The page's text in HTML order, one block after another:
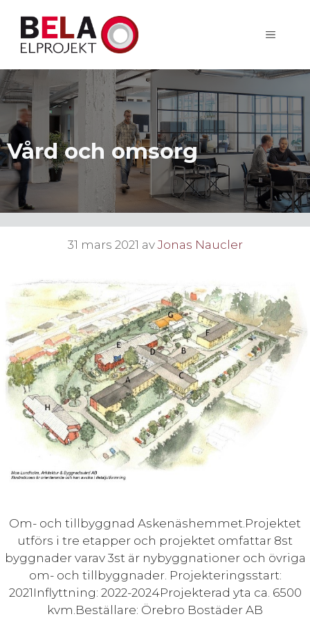
innehåll
MENY
Vård och omsorg
31 mars 2021 avJonas Naucler
Om- och tillbyggnad Askenäshemmet.Projektet
utförs i tre etapper och projektet omfattar 8st
byggnader varav 3st är nybyggnationer och övriga
om- och tillbyggnader. Projekteringsstart:
2021Inflyttning: 2022-2024Projekterad yta ca. 6500
kvm.Beställare: Örebro Bostäder AB